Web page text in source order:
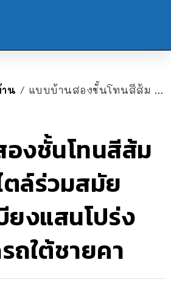
าน / แบบบ้านสองชั้นโทนสีส้ม ตกแต่งสไตล์ร่วมสมัย พร้อมระเบียงแสนโปร่งและที่จอดรถใต้ชายคา
งชั้นโทนสีส้ม
ล์ร่วมสมัย
ยงแสนโปร่ง
ถใต้ชายคา